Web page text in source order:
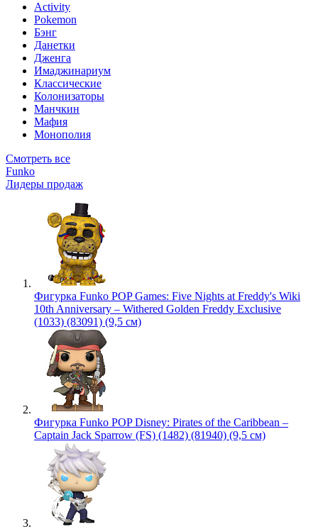
Activity
Pokemon
Бэнг
Данетки
Дженга
Имаджинариум
Классические
Колонизаторы
Манчкин
Мафия
Монополия
Смотреть все
Funko
Лидеры продаж
Фигурка Funko POP Games: Five Nights at Freddy's Wiki
10th Anniversary – Withered Golden Freddy Exclusive
(1033) (83091) (9,5 см)
Фигурка Funko POP Disney: Pirates of the Caribbean –
Captain Jack Sparrow (FS) (1482) (81940) (9,5 см)